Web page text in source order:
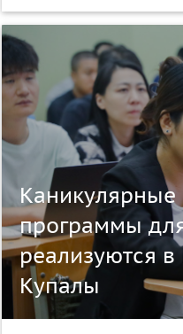
Каникулярные
программы
реализуются
Купалы